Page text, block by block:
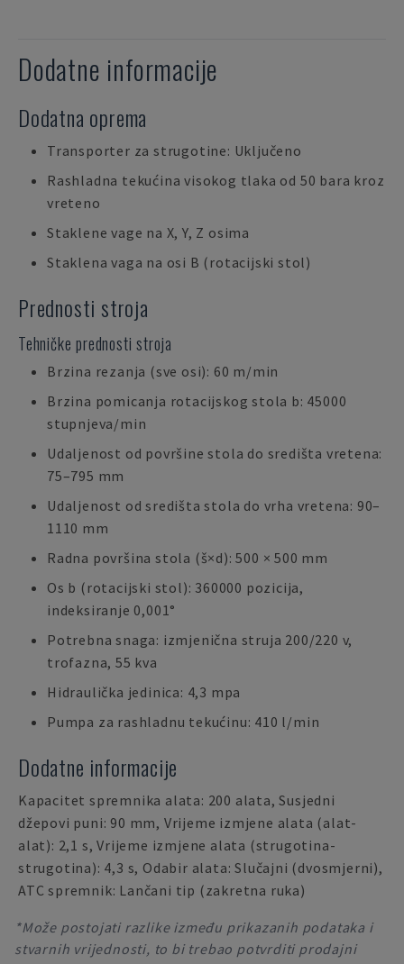
Dodatne informacije
Dodatna oprema
Transporter za strugotine: Uključeno
Rashladna tekućina visokog tlaka od 50 bara kroz
vreteno
Staklene vage na X, Y, Z osima
Staklena vaga na osi B (rotacijski stol)
Prednosti stroja
Tehničke prednosti stroja
Brzina rezanja (sve osi): 60 m/min
Brzina pomicanja rotacijskog stola b: 45000
stupnjeva/min
Udaljenost od površine stola do središta vretena:
75–795 mm
Udaljenost od središta stola do vrha vretena: 90–
1110 mm
Radna površina stola (š×d): 500 × 500 mm
Os b (rotacijski stol): 360000 pozicija,
indeksiranje 0,001°
Potrebna snaga: izmjenična struja 200/220 v,
trofazna, 55 kva
Hidraulička jedinica: 4,3 mpa
Pumpa za rashladnu tekućinu: 410 l/min
Dodatne informacije
Kapacitet spremnika alata: 200 alata, Susjedni
džepovi puni: 90 mm, Vrijeme izmjene alata (alat-
alat): 2,1 s, Vrijeme izmjene alata (strugotina-
strugotina): 4,3 s, Odabir alata: Slučajni (dvosmjerni),
ATC spremnik: Lančani tip (zakretna ruka)
*Može postojati razlike između prikazanih podataka i
stvarnih vrijednosti, to bi trebao potvrditi prodajni